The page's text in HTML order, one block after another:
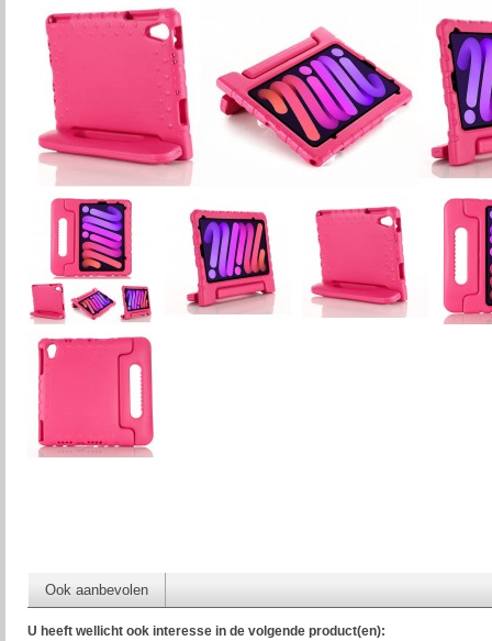
Ook aanbevolen
U heeft wellicht ook interesse in de volgende product(en):